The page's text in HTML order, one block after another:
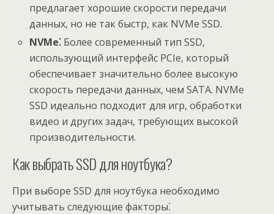
предлагает хорошие скорости передачи
данных, но не так быстр, как NVMe SSD.
NVMe⁚ Более современный тип SSD,
использующий интерфейс PCIe, который
обеспечивает значительно более высокую
скорость передачи данных, чем SATA. NVMe
SSD идеально подходит для игр, обработки
видео и других задач, требующих высокой
производительности.
Как выбрать SSD для ноутбука?
При выборе SSD для ноутбука необходимо
учитывать следующие факторы⁚